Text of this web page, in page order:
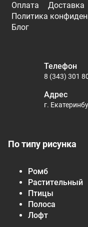
Оплата
Доставка
Политика
Блог
По типу рисунка
Ромб
Растительный
Птицы
Полоса
Лофт
Телефон
8 (343) 301
Адрес
г.